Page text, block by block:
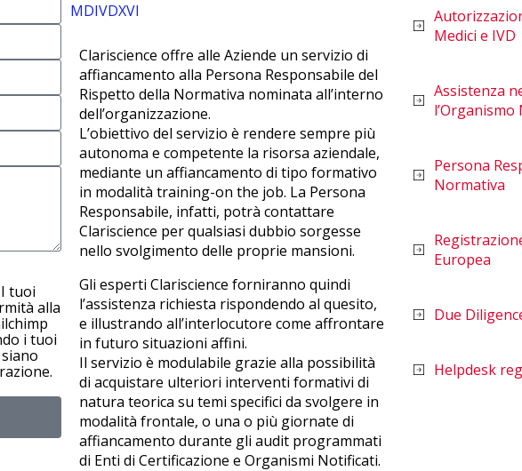
tuoi
alla
i tuoi
MDIVDXVI
Clariscience offre alle Aziende un servizio di
affiancamento alla Persona Responsabile del
Rispetto della Normativa nominata all’interno
dell’organizzazione.
L’obiettivo del servizio è rendere sempre più
autonoma e competente la risorsa aziendale,
mediante un affiancamento di tipo formativo
in modalità training-on the job. La Persona
Responsabile, infatti, potrà contattare
Clariscience per qualsiasi dubbio sorgesse
nello svolgimento delle proprie mansioni.
Gli esperti Clariscience forniranno quindi
l’assistenza richiesta rispondendo al quesito,
e illustrando all’interlocutore come affrontare
in futuro situazioni affini.
Il servizio è modulabile grazie alla possibilità
di acquistare ulteriori interventi formativi di
natura teorica su temi specifici da svolgere in
modalità frontale, o una o più giornate di
affiancamento durante gli audit programmati
di Enti di Certificazione e Organismi Notificati.
Medici e IVD
Assistenza
Persona
Normativa
Europea
Due
Helpdesk